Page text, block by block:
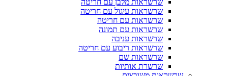
שרשראות עיגול עם חריטה
שרשראות עם חריטה
שרשראות עם תמונה
שרשראות עניבה
שרשראות ריבוע עם חריטה
שרשראות שם
שרשרת אותיות